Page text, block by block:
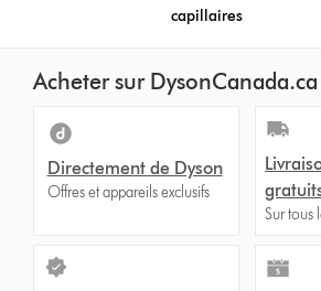
capillaires
Acheter sur DysonCanada.ca
Directement de Dyson
Offres et appareils exclusifs
Sur tous